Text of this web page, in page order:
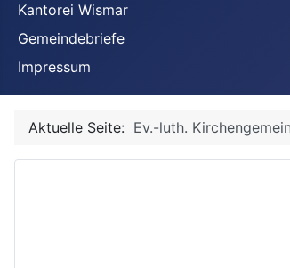
Kantorei Wismar
Gemeindebriefe
Impressum
Aktuelle Seite: Ev.-luth.